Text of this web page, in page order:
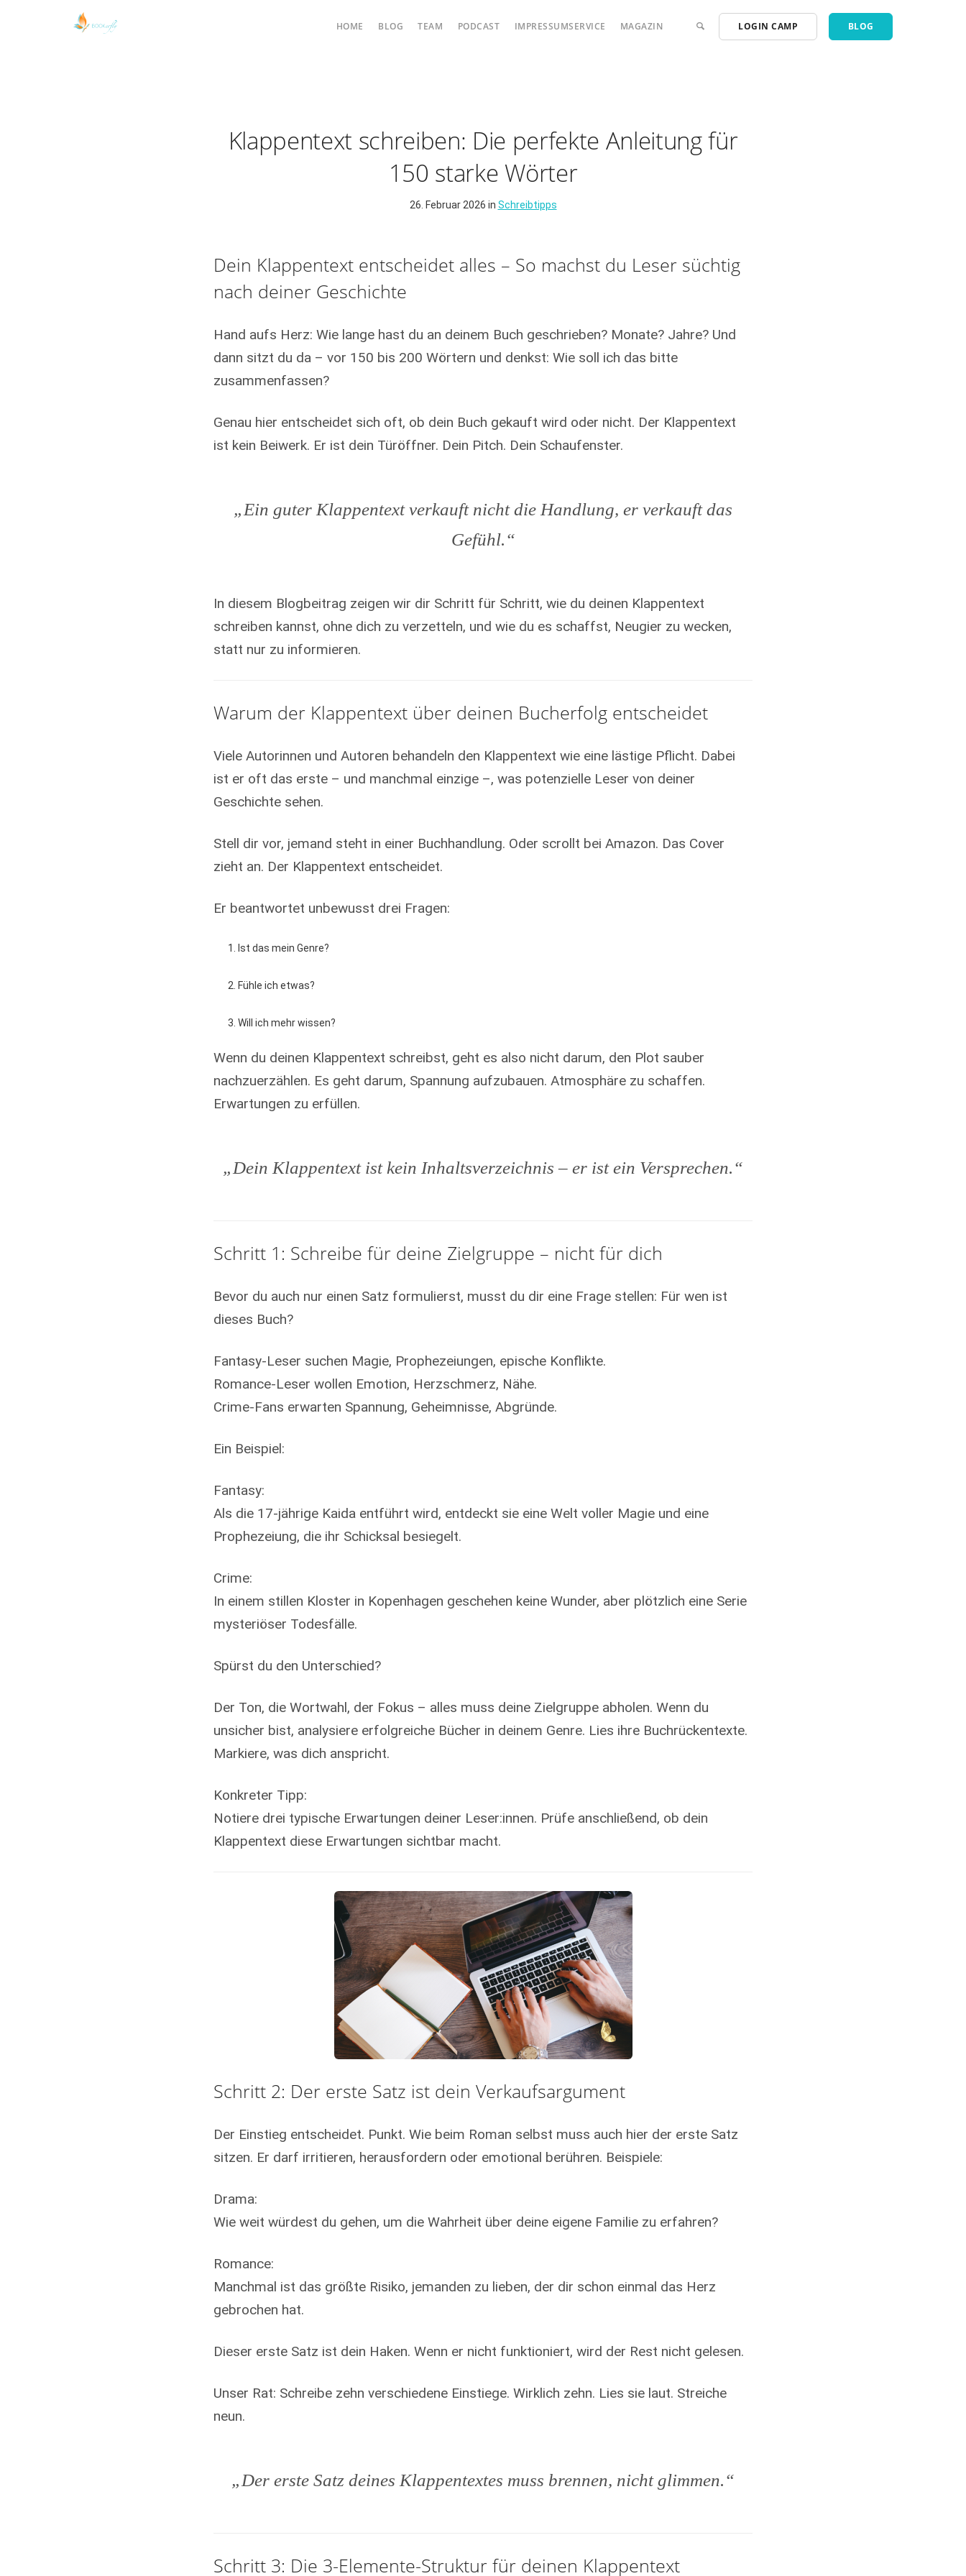
HOME BLOG TEAM PODCAST IMPRESSUMSERVICE MAGAZIN LOGIN CAMP BLOG
Klappentext schreiben: Die perfekte Anleitung für
150 starke Wörter
26. Februar 2026 in Schreibtipps
Dein Klappentext entscheidet alles – So machst du Leser süchtig
nach deiner Geschichte
Hand aufs Herz: Wie lange hast du an deinem Buch geschrieben? Monate? Jahre? Und
dann sitzt du da – vor 150 bis 200 Wörtern und denkst: Wie soll ich das bitte
zusammenfassen?
Genau hier entscheidet sich oft, ob dein Buch gekauft wird oder nicht. Der Klappentext
ist kein Beiwerk. Er ist dein Türöffner. Dein Pitch. Dein Schaufenster.
„Ein guter Klappentext verkauft nicht die Handlung, er verkauft das
Gefühl.“
In diesem Blogbeitrag zeigen wir dir Schritt für Schritt, wie du deinen Klappentext
schreiben kannst, ohne dich zu verzetteln, und wie du es schaffst, Neugier zu wecken,
statt nur zu informieren.
Warum der Klappentext über deinen Bucherfolg entscheidet
Viele Autorinnen und Autoren behandeln den Klappentext wie eine lästige Pflicht. Dabei
ist er oft das erste – und manchmal einzige –, was potenzielle Leser von deiner
Geschichte sehen.
Stell dir vor, jemand steht in einer Buchhandlung. Oder scrollt bei Amazon. Das Cover
zieht an. Der Klappentext entscheidet.
Er beantwortet unbewusst drei Fragen:
Ist das mein Genre?
Fühle ich etwas?
Will ich mehr wissen?
Wenn du deinen Klappentext schreibst, geht es also nicht darum, den Plot sauber
nachzuerzählen. Es geht darum, Spannung aufzubauen. Atmosphäre zu schaffen.
Erwartungen zu erfüllen.
„Dein Klappentext ist kein Inhaltsverzeichnis – er ist ein Versprechen.“
Schritt 1: Schreibe für deine Zielgruppe – nicht für dich
Bevor du auch nur einen Satz formulierst, musst du dir eine Frage stellen: Für wen ist
dieses Buch?
Fantasy-Leser suchen Magie, Prophezeiungen, epische Konflikte.
Romance-Leser wollen Emotion, Herzschmerz, Nähe.
Crime-Fans erwarten Spannung, Geheimnisse, Abgründe.
Ein Beispiel:
Fantasy:
Als die 17-jährige Kaida entführt wird, entdeckt sie eine Welt voller Magie und eine
Prophezeiung, die ihr Schicksal besiegelt.
Crime:
In einem stillen Kloster in Kopenhagen geschehen keine Wunder, aber plötzlich eine Serie
mysteriöser Todesfälle.
Spürst du den Unterschied?
Der Ton, die Wortwahl, der Fokus – alles muss deine Zielgruppe abholen. Wenn du
unsicher bist, analysiere erfolgreiche Bücher in deinem Genre. Lies ihre Buchrückentexte.
Markiere, was dich anspricht.
Konkreter Tipp:
Notiere drei typische Erwartungen deiner Leser:innen. Prüfe anschließend, ob dein
Klappentext diese Erwartungen sichtbar macht.
Schritt 2: Der erste Satz ist dein Verkaufsargument
Der Einstieg entscheidet. Punkt. Wie beim Roman selbst muss auch hier der erste Satz
sitzen. Er darf irritieren, herausfordern oder emotional berühren. Beispiele:
Drama:
Wie weit würdest du gehen, um die Wahrheit über deine eigene Familie zu erfahren?
Romance:
Manchmal ist das größte Risiko, jemanden zu lieben, der dir schon einmal das Herz
gebrochen hat.
Dieser erste Satz ist dein Haken. Wenn er nicht funktioniert, wird der Rest nicht gelesen.
Unser Rat: Schreibe zehn verschiedene Einstiege. Wirklich zehn. Lies sie laut. Streiche
neun.
„Der erste Satz deines Klappentextes muss brennen, nicht glimmen.“
Schritt 3: Die 3-Elemente-Struktur für deinen Klappentext